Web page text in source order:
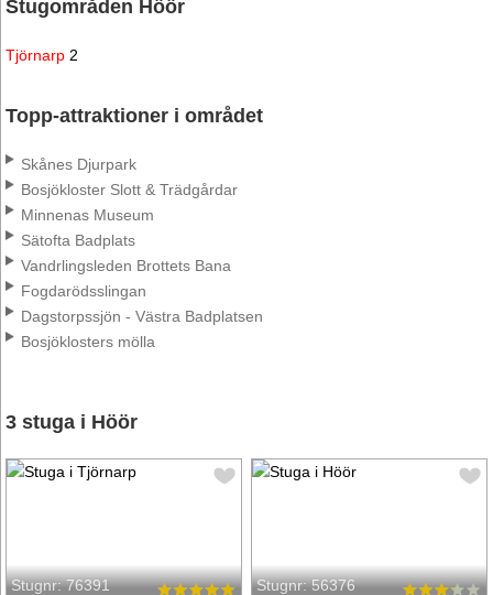
Stugområden Höör
Tjörnarp 2
Topp-attraktioner i området
Skånes Djurpark
Bosjökloster Slott & Trädgårdar
Minnenas Museum
Sätofta Badplats
Vandrlingsleden Brottets Bana
Fogdarödsslingan
Dagstorpssjön - Västra Badplatsen
Bosjöklosters mölla
3 stuga i Höör
Stugnr: 76391 Stugnr: 56376